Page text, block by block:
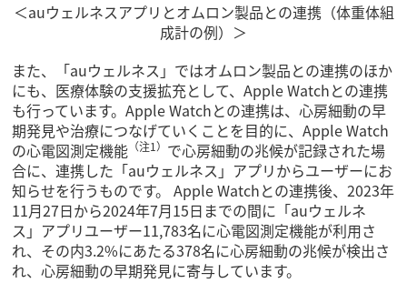
＜auウェルネスアプリとオムロン製品との連携（体重体組
成計の例）＞
また、「auウェルネス」ではオムロン製品との連携のほか
にも、医療体験の支援拡充として、Apple Watchとの連携
も行っています。Apple Watchとの連携は、心房細動の早
期発見や治療につなげていくことを目的に、Apple Watch
の心電図測定機能 （注1） で心房細動の兆候が記録された場
合に、連携した「auウェルネス」アプリからユーザーにお
知らせを行うものです。 Apple Watchとの連携後、2023年
11月27日から2024年7月15日までの間に「auウェルネ
ス」アプリユーザー11,783名に心電図測定機能が利用さ
れ、その内3.2%にあたる378名に心房細動の兆候が検出さ
れ、心房細動の早期発見に寄与しています。